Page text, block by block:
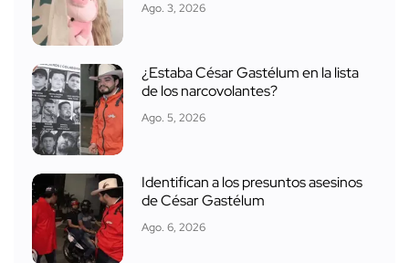
Ago. 3, 2026
¿Estaba César Gastélum en la lista
de los narcovolantes?
Ago. 5, 2026
Identifican a los presuntos asesinos
de César Gastélum
Ago. 6, 2026